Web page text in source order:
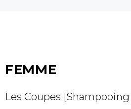
FEMME
Les Coupes